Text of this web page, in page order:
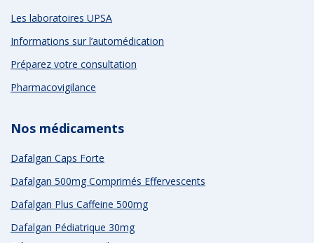
Les laboratoires UPSA
Informations sur l’automédication
Préparez votre consultation
Pharmacovigilance
Nos médicaments
Dafalgan Caps Forte
Dafalgan 500mg Comprimés Effervescents
Dafalgan Plus Caffeine 500mg
Dafalgan Pédiatrique 30mg